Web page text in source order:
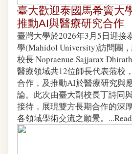
臺大歡迎泰國馬希竇大
推動AI與醫療研究合作
臺灣大學於2026年3月5日迎接
學(Mahidol University)訪問團
校長 Nopraenue Sajjarax
醫療領域共12位師長代表蒞校
合作，及推動AI於醫療研究與
論。此次由臺大副校長丁詩同
接待，展現雙方長期合作的深
各領域學術交流之願景。...